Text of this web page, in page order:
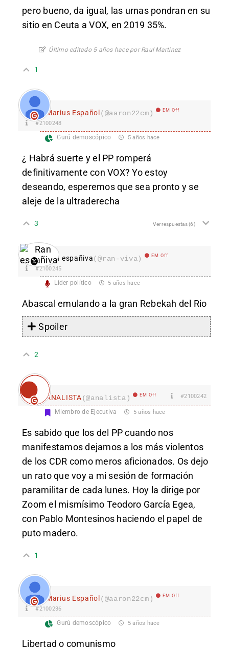
pero bueno, da igual, las urnas pondran en su
sitio en Ceuta a VOX, en 2019 35%.
Último editado 5 años hace por Raul Martinez
1
Marius Español(@aaron22cm) EM Off
#2100248
Gurú demoscópico 5 años hace
¿ Habrá suerte y el PP romperá
definitivamente con VOX? Yo estoy
deseando, esperemos que sea pronto y se
aleje de la ultraderecha
3 Ver respuestas(6)
Ran españiva(@ran-viva) EM Off
#2100245
Líder político 5 años hace
Abascal emulando a la gran Rebekah del Rio
Spoiler
2
ANALISTA(@analista) EM Off #2100242
Miembro de Ejecutiva 5 años hace
Es sabido que los del PP cuando nos
manifestamos dejamos a los más violentos
de los CDR como meros aficionados. Os dejo
un rato que voy a mi sesión de formación
paramilitar de cada lunes. Hoy la dirige por
Zoom el mismísimo Teodoro García Egea,
con Pablo Montesinos haciendo el papel de
puto madero.
1
Marius Español(@aaron22cm) EM Off
#2100236
Gurú demoscópico 5 años hace
Libertad o comunismo